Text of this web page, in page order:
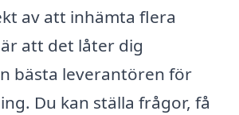
av att inhämta flera
att det låter dig
bästa leverantören för
Du kan ställa frågor, få